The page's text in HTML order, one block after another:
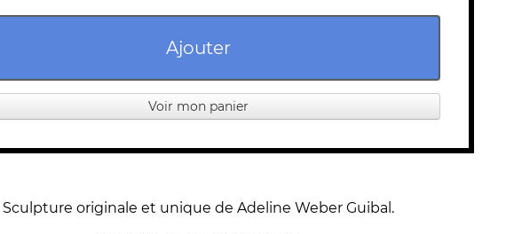
Ajouter
Voir mon panier
Sculpture originale et unique de Adeline Weber Guibal.